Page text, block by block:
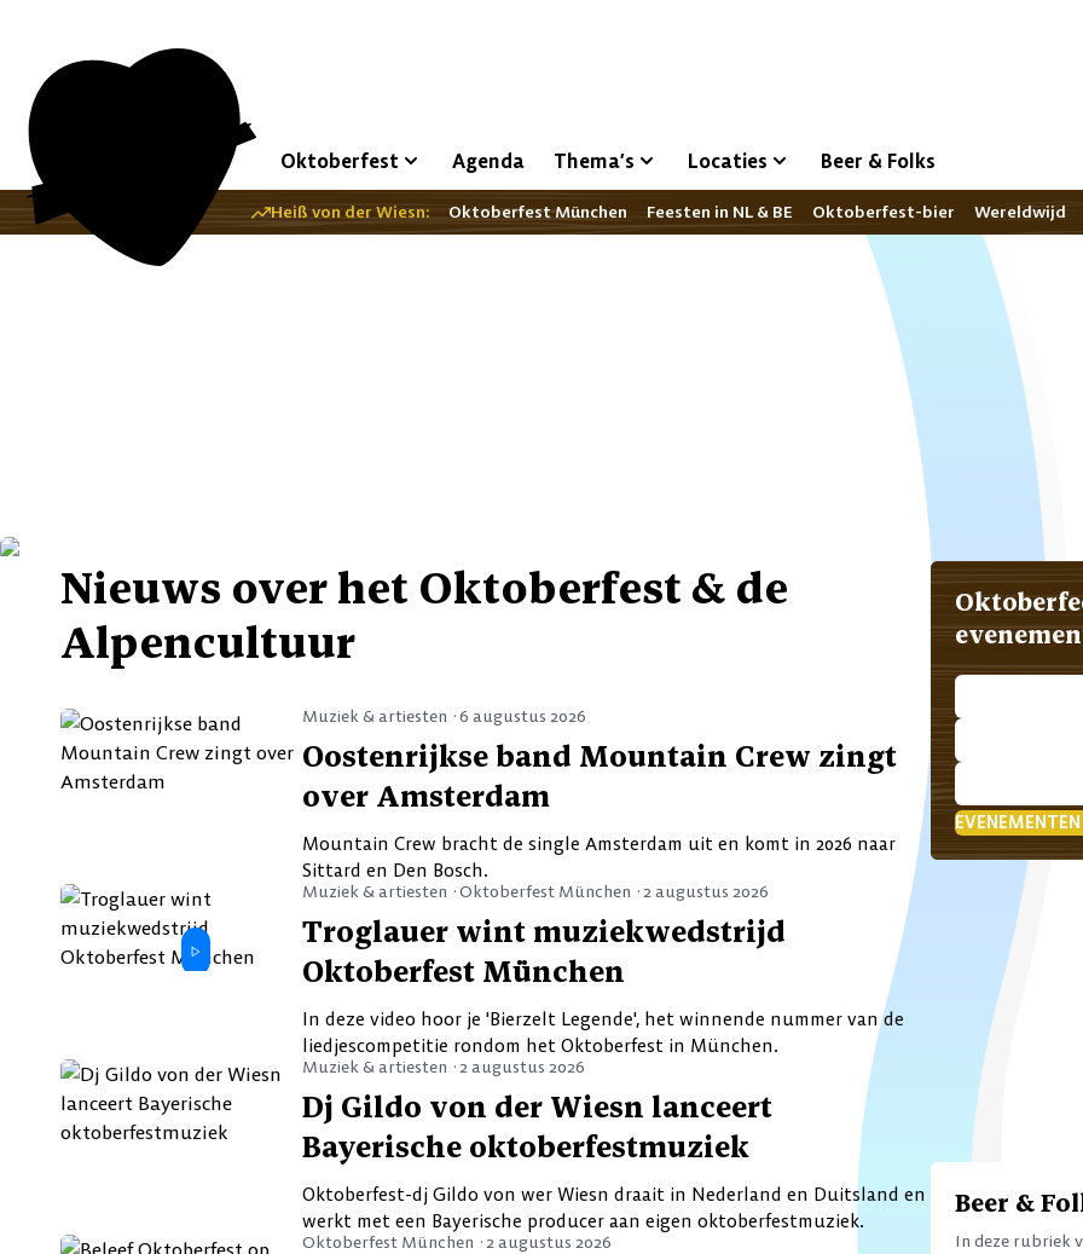
Oktoberfest Agenda Thema’s Locaties Beer & Folks
Heiß von der Wiesn: Oktoberfest München Feesten in NL & BE Oktoberfest-bier Wereldwijd
Oostenrijkse band Mountain Crew
zingt over Amsterdam
Dj Gildo
lanceert
Muziek &
Beleef
time
Oktoberfest
Nieuws over het Oktoberfest & de
Alpencultuur
Muziek & artiesten ·6 augustus 2026
Oostenrijkse band Mountain Crew zingt
over Amsterdam
Mountain Crew bracht de single Amsterdam uit en komt in 2026 naar
Sittard en Den Bosch.
Muziek & artiesten ·Oktoberfest München ·2 augustus 2026
Troglauer wint muziekwedstrijd
Oktoberfest München
In deze video hoor je 'Bierzelt Legende', het winnende nummer van de
liedjescompetitie rondom het Oktoberfest in München.
Muziek & artiesten ·2 augustus 2026
Dj Gildo von der Wiesn lanceert
Bayerische oktoberfestmuziek
Oktoberfest-dj Gildo von wer Wiesn draait in Nederland en Duitsland en
werkt met een Bayerische producer aan eigen oktoberfestmuziek.
Oktoberfest München ·2 augustus 2026
Beer &
In deze rubriek